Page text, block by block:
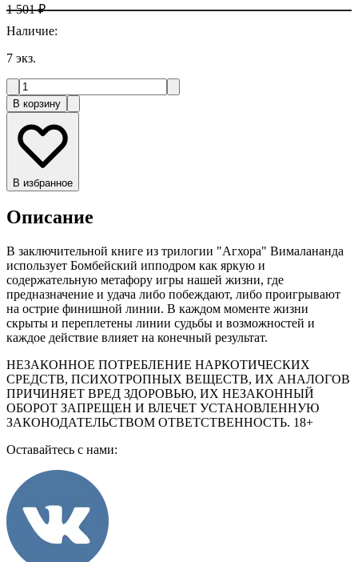
1 501 ₽
Наличие:
7 экз.
В корзину
В избранное
Описание
В заключительной книге из трилогии "Агхора" Вималананда
использует Бомбейский ипподром как яркую и
содержательную метафору игры нашей жизни, где
предназначение и удача либо побеждают, либо проигрывают
на острие финишной линии. В каждом моменте жизни
скрыты и переплетены линии судьбы и возможностей и
каждое действие влияет на конечный результат.
НЕЗАКОННОЕ ПОТРЕБЛЕНИЕ НАРКОТИЧЕСКИХ
СРЕДСТВ, ПСИХОТРОПНЫХ ВЕЩЕСТВ, ИХ АНАЛОГОВ
ПРИЧИНЯЕТ ВРЕД ЗДОРОВЬЮ, ИХ НЕЗАКОННЫЙ
ОБОРОТ ЗАПРЕЩЕН И ВЛЕЧЕТ УСТАНОВЛЕННУЮ
ЗАКОНОДАТЕЛЬСТВОМ ОТВЕТСТВЕННОСТЬ. 18+
Оставайтесь с нами: